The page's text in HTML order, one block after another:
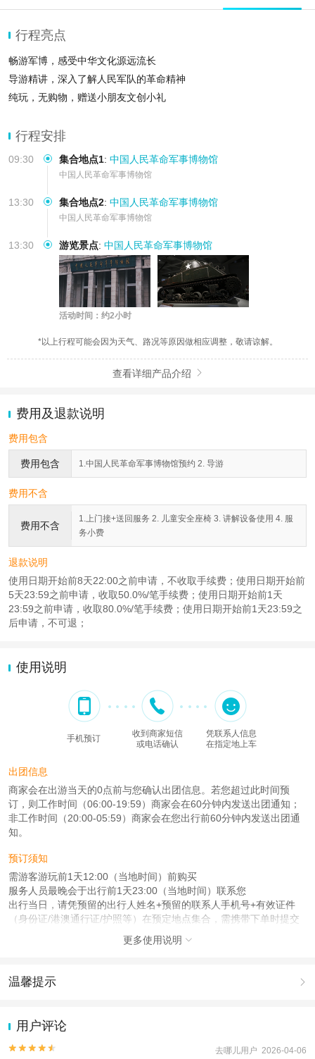
行程亮点
畅游军博，感受中华文化源远流长
导游精讲，深入了解人民军队的革命精神
纯玩，无购物，赠送小朋友文创小礼
行程安排
09:30 集合地点1: 中国人民革命军事博物馆
中国人民革命军事博物馆
13:30 集合地点2: 中国人民革命军事博物馆
中国人民革命军事博物馆
13:30 游览景点: 中国人民革命军事博物馆
活动时间：约2小时
*以上行程可能会因为天气、路况等原因做相应调整，敬请谅解。
查看详细产品介绍 
费用及退款说明
费用包含
费用包含 1.中国人民革命军事博物馆预约 2. 导游
费用不含
费用不含
1.上门接+送回服务 2. 儿童安全座椅 3. 讲解设备使用 4. 服
务小费
退款说明
使用日期开始前8天22:00之前申请，不收取手续费；使用日期开始前
5天23:59之前申请，收取50.0%/笔手续费；使用日期开始前1天
23:59之前申请，收取80.0%/笔手续费；使用日期开始前1天23:59之
后申请，不可退；
使用说明
手机预订
收到商家短信
或电话确认
凭联系人信息
在指定地上车
出团信息
商家会在出游当天的0点前与您确认出团信息。若您超过此时间预
订，则工作时间（06:00-19:59）商家会在60分钟内发送出团通知；
非工作时间（20:00-05:59）商家会在您出行前60分钟内发送出团通
知。
预订须知
需游客游玩前1天12:00（当地时间）前购买
服务人员最晚会于出行前1天23:00（当地时间）联系您
出行当日，请凭预留的出行人姓名+预留的联系人手机号+有效证件
（身份证/港澳通行证/护照等）在预定地点集合，需携带下单时提交
成人：18周岁 – 59周岁；
儿童：3周岁 – 17周岁；
查看： 查看工商执照信息
本产品由青岛驿路同行国际旅行社有限公司代理招徕，委托社为北京首善畅行国
更多使用说明 
温馨提示 
动（如跳伞、潜水、滑雪等）前，请务必仔细阅读
2.为普及旅游安全知识及旅游文明公约，使您的旅程顺利圆满完成，
特制定《去哪儿网旅游安全手册》 ，请您认真阅读并切实遵守。
用户评论

 去哪儿用户 2026-04-06